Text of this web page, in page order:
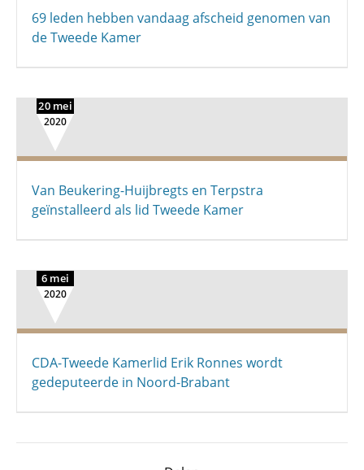
69 leden hebben vandaag afscheid genomen van
de Tweede Kamer
20 mei
2020
Van Beukering-Huijbregts en Terpstra
geïnstalleerd als lid Tweede Kamer
6 mei
2020
CDA-Tweede Kamerlid Erik Ronnes wordt
gedeputeerde in Noord-Brabant